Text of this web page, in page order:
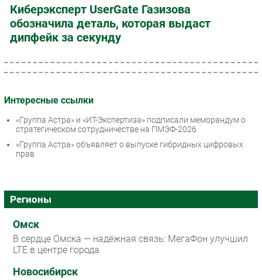
Киберэксперт UserGate Газизова
обозначила деталь, которая выдаст
дипфейк за секунду
Интересные ссылки
«Группа Астра» и «ИТ-Экспертиза» подписали меморандум о
стратегическом сотрудничестве на ПМЭФ-2026
«Группа Астра» объявляет о выпуске гибридных цифровых
прав
Регионы
Омск
В сердце Омска — надёжная связь: МегаФон улучшил
LTE в центре города
Новосибирск